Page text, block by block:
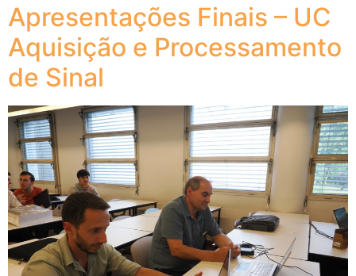
Apresentações Finais – UC
Aquisição e Processamento
de Sinal